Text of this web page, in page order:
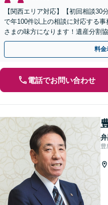
【関西エリア対応】【初回相談30
で年100件以上の相談に対応する
さまの味方になります！遺産分割
の作成など【烏丸御池駅7分】
料金
電話でお問い合わせ
豊